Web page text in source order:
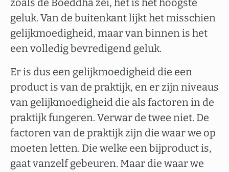
zoals de Boeddha zei, het is het hoogste
geluk. Van de buitenkant lijkt het misschien
gelijkmoedigheid, maar van binnen is het
een volledig bevredigend geluk.
Er is dus een gelijkmoedigheid die een
product is van de praktijk, en er zijn niveaus
van gelijkmoedigheid die als factoren in de
praktijk fungeren. Verwar de twee niet. De
factoren van de praktijk zijn die waar we op
moeten letten. Die welke een bijproduct is,
gaat vanzelf gebeuren. Maar die waar we